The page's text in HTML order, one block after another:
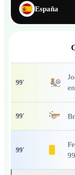
España
99'
99'
99'